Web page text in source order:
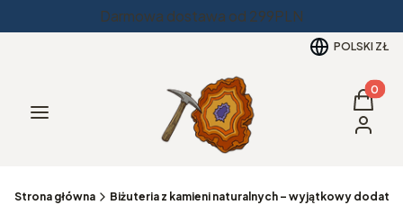
Darmowa dostawa od 299PLN
POLSKI ZŁ
Menu
Koszyk
Strona główna Biżuteria z kamieni naturalnych – wyjątkowy